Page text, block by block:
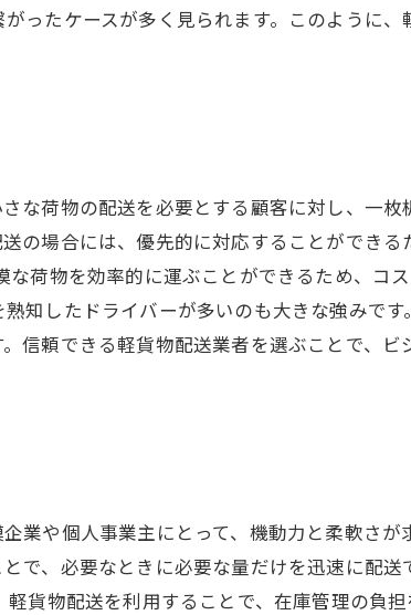
ったケースが多く見られます。このように
荷物の配送を必要とする顧客に対し、一枚
の場合には、優先的に対応することができる
荷物を効率的に運ぶことができるため、コス
知したドライバーが多いのも大きな強みで
信頼できる軽貨物配送業者を選ぶことで、ビ
業や個人事業主にとって、機動力と柔軟さが
で、必要なときに必要な量だけを迅速に配
貨物配送を利用することで、在庫管理の負